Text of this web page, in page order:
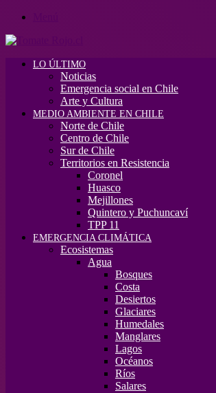
LO ÚLTIMO
Noticias
Emergencia social en Chile
Arte y Cultura
MEDIO AMBIENTE EN CHILE
Norte de Chile
Centro de Chile
Sur de Chile
Territorios en Resistencia
Coronel
Huasco
Mejillones
Quintero y Puchuncaví
TPP 11
EMERGENCIA CLIMÁTICA
Ecosistemas
Agua
Bosques
Costa
Desiertos
Glaciares
Humedales
Manglares
Lagos
Océanos
Ríos
Salares